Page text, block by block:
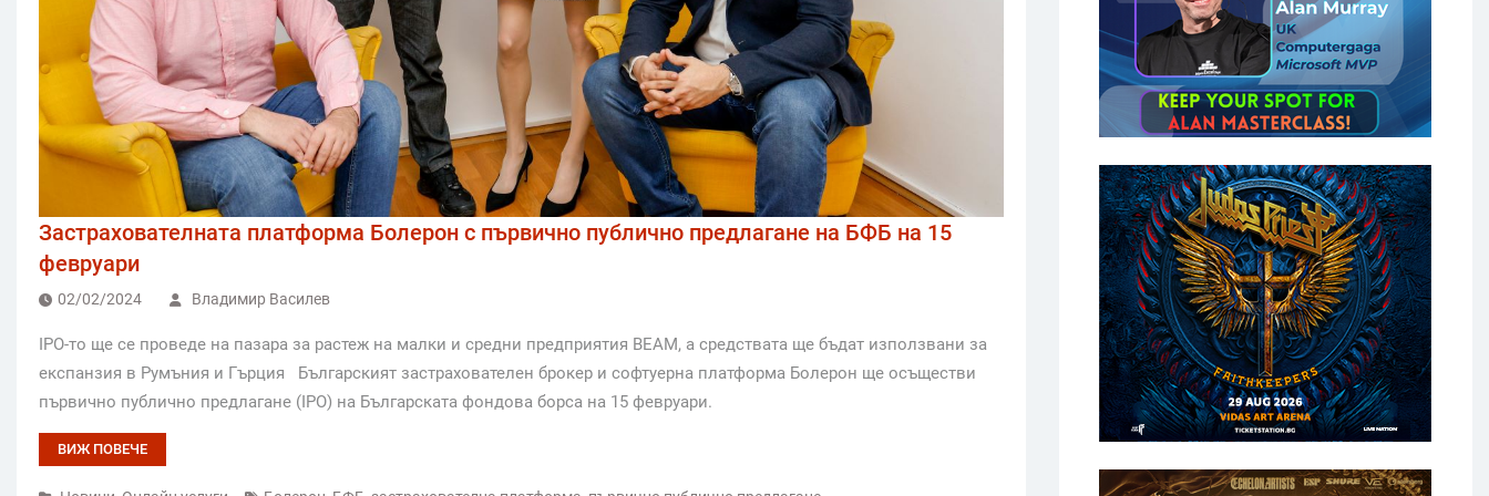
Застрахователната платформа Болерон с първично публично предлагане на БФБ на 15
февруари
02/02/2024 Владимир Василев
IPO-то ще се проведе на пазара за растеж на малки и средни предприятия BEAM, а средствата ще бъдат използвани за
експанзия в Румъния и Гърция Българският застрахователен брокер и софтуерна платформа Болерон ще осъществи
първично публично предлагане (IPO) на Българската фондова борса на 15 февруари.
ВИЖ ПОВЕЧЕ